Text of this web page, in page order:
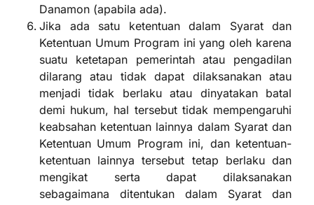
Danamon (apabila ada).
Jika ada satu ketentuan dalam Syarat dan
Ketentuan Umum Program ini yang oleh karena
suatu ketetapan pemerintah atau pengadilan
dilarang atau tidak dapat dilaksanakan atau
menjadi tidak berlaku atau dinyatakan batal
demi hukum, hal tersebut tidak mempengaruhi
keabsahan ketentuan lainnya dalam Syarat dan
Ketentuan Umum Program ini, dan ketentuan-
ketentuan lainnya tersebut tetap berlaku dan
mengikat serta dapat dilaksanakan
sebagaimana ditentukan dalam Syarat dan